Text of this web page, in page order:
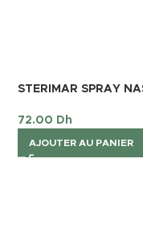
STERIMAR SPRAY
72.00 Dh
AJOUTER AU PANIER